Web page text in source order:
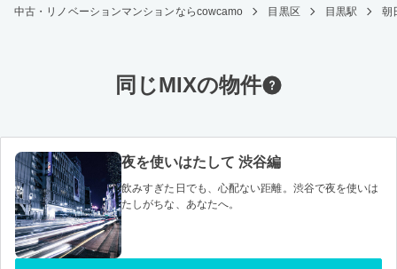
中古・リノベーションマンションならcowcamo 目黒区 目黒駅 朝
同じMIXの物件
夜を使いはたして 渋谷編
飲みすぎた日でも、心配ない距離。渋谷で夜を使いは
たしがちな、あなたへ。